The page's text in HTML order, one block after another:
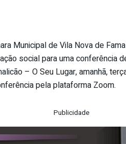
Municipal de Vila Nova de
social para uma conferência
– O Seu Lugar, amanhã,
pela plataforma Zoom.
Publicidade